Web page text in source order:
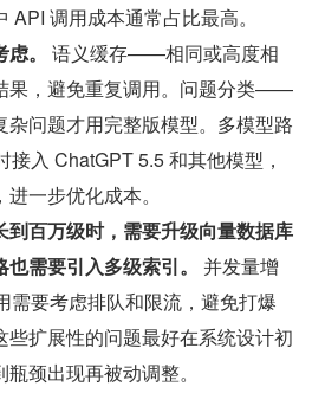
调用成本通常占比最高。
。
语义缓存——相同或高度相
果，避免重复调用。问题分类——
问题才用完整版模型。多模型路
入 ChatGPT 5.5 和其他模型，
一步优化成本。
到百万级时，需要升级向量数据库
需要引入多级索引。
并发量增
需要考虑排队和限流，避免打爆
扩展性的问题最好在系统设计初
颈出现再被动调整。